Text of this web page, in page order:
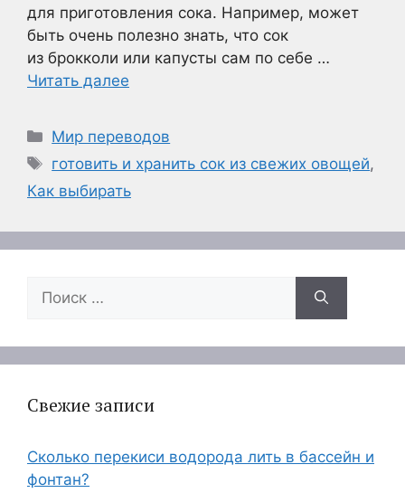
для приготовления сока. Например, может
быть очень полезно знать, что сок
из брокколи или капусты сам по себе …
Читать далее
Рубрики
Мир переводов
Метки
готовить и хранить сок из свежих овощей,
Как выбирать
Поиск:
Свежие записи
Сколько перекиси водорода лить в бассейн и
фонтан?